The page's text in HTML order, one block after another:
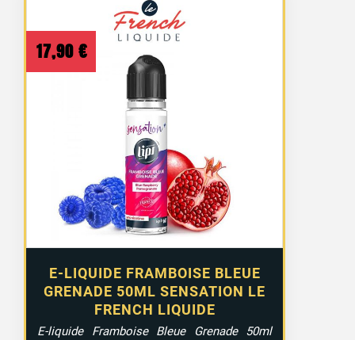
E-LIQUIDE FRAMBOISE BLEUE
GRENADE 50ML SENSATION LE
FRENCH LIQUIDE
17,90 €
E-liquide Framboise Bleue Grenade 50ml